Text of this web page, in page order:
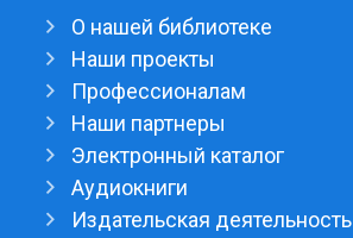
О нашей библиотеке
Наши проекты
Профессионалам
Наши партнеры
Электронный каталог
Аудиокниги
Издательская деятельность